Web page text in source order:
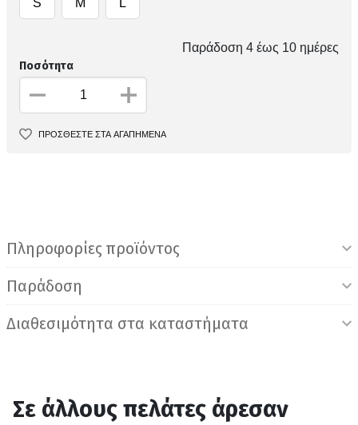
S M L
Παράδοση 4 έως 10 ημέρες
Ποσότητα
ΠΡΟΣΘΕΣΤΕ ΣΤΑ ΑΓΑΠΗΜΕΝΑ
Πληροφορίες προϊόντος
Παράδοση
Διαθεσιμότητα στα καταστήματα
Σε άλλους πελάτες άρεσαν